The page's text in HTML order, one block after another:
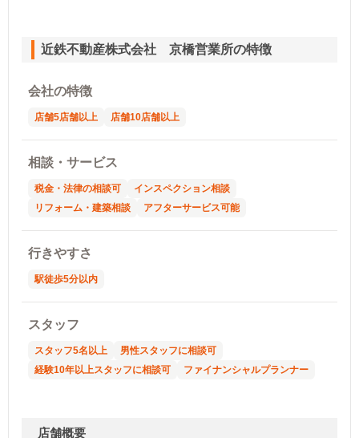
近鉄不動産株式会社 京橋営業所の特徴
会社の特徴
店舗5店舗以上 店舗10店舗以上
相談・サービス
税金・法律の相談可
インスペクション相談
リフォーム・建築相談
アフターサービス可能
行きやすさ
駅徒歩5分以内
スタッフ
スタッフ5名以上
男性スタッフに相談可
経験10年以上スタッフに相談可
ファイナンシャルプランナー
店舗概要